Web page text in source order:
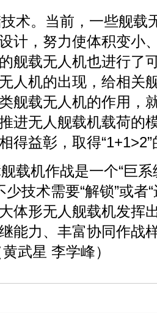
。当前，一些舰载
计，努力使体积变小
舰载无人机也进行了
人机的出现，给相关
舰载无人机的作用，
进无人舰载机载荷的
得益彰，取得
机作战是一个“巨系
技术需要“解锁”或者
体形无人舰载机发挥
能力、丰富协同作战
武星 李学峰）